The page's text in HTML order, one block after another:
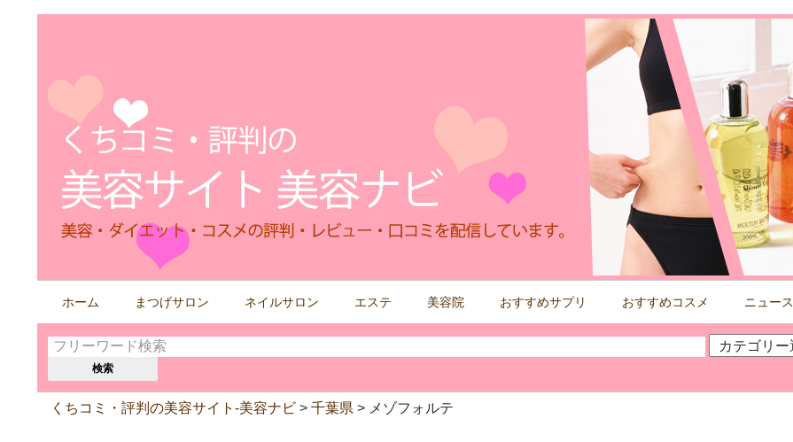
す
る
ホーム まつげサロン ネイルサロン エステ 美容院 おすすめサプリ おすすめコスメ ニュース
くちコミ・評判の美容サイト-美容ナビ > 千葉県 > メゾフォルテ